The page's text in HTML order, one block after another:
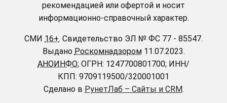
рекомендацией или офертой и носит
информационно-справочный характер.
СМИ 16+. Свидетельство ЭЛ № ФС 77 - 85547.
Выдано Роскомнадзором11.07.2023.
АНОИНФО; ОГРН: 1247700801700; ИНН/
КПП: 9709119500/320001001
Сделано в РунетЛаб – Сайты и CRM.